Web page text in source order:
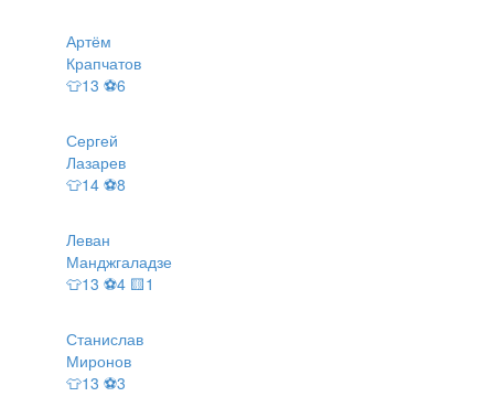
Артём
Крапчатов
👕13 ⚽6
Сергей
Лазарев
👕14 ⚽8
Леван
Манджгаладзе
👕13 ⚽4 🟨1
Станислав
Миронов
👕13 ⚽3